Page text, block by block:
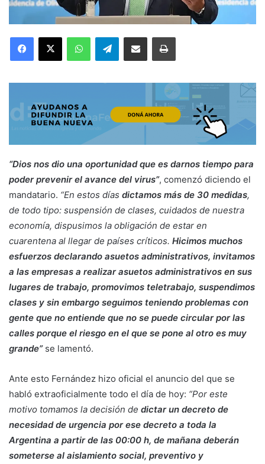
Telegram
“Dios nos dio una oportunidad que es darnos tiempo para
poder prevenir el avance del virus”, comenzó diciendo el
mandatario. “En estos días dictamos más de 30 medidas,
de todo tipo: suspensión de clases, cuidados de nuestra
economía, dispusimos la obligación de estar en
cuarentena al llegar de países críticos. Hicimos muchos
esfuerzos declarando asuetos administrativos, invitamos
a las empresas a realizar asuetos administrativos en sus
lugares de trabajo, promovimos teletrabajo, suspendimos
clases y sin embargo seguimos teniendo problemas con
gente que no entiende que no se puede circular por las
calles porque el riesgo en el que se pone al otro es muy
grande”se lamentó.
Ante esto Fernández hizo oficial el anuncio del que se
habló extraoficialmente todo el día de hoy: “Por este
motivo tomamos la decisión de dictar un decreto de
necesidad de urgencia por ese decreto a toda la
Argentina a partir de las 00:00 h, de mañana deberán
someterse al aislamiento social, preventivo y